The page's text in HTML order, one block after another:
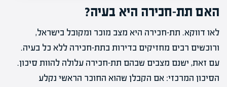
האם תת-חכירה היא בעיה?
לאו דווקא. תת-חכירה היא מצב מוכר ומקובל בישראל,
ורוכשים רבים מחזיקים בדירות בתת-חכירה ללא כל בעיה.
עם זאת, ישנם מצבים שבהם תת-חכירה עלולה להוות סיכון.
הסיכון המרכזי: אם הקבלן שהוא החוכר הראשי נקלע